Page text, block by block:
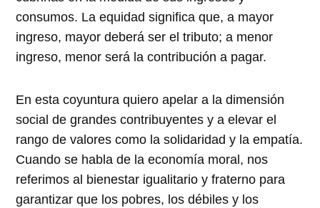
consumos. La equidad significa que, a mayor
ingreso, mayor deberá ser el tributo; a menor
ingreso, menor será la contribución a pagar.
En esta coyuntura quiero apelar a la dimensión
social de grandes contribuyentes y a elevar el
rango de valores como la solidaridad y la empatía.
Cuando se habla de la economía moral, nos
referimos al bienestar igualitario y fraterno para
garantizar que los pobres, los débiles y los